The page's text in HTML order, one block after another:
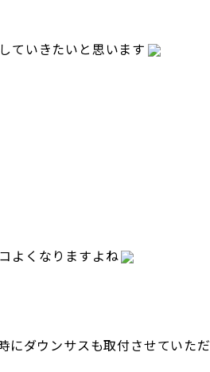
ていきたいと思います
よくなりますよね
にダウンサスも取付させていただ